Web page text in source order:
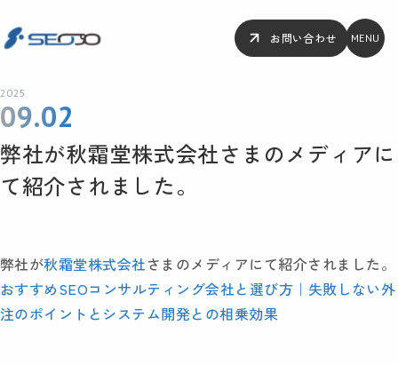
お問い合わせ MENU
2025
09.02
弊社が秋霜堂株式会社さまのメディアに
て紹介されました。
弊社が秋霜堂株式会社さまのメディアにて紹介されました。
おすすめSEOコンサルティング会社と選び方｜失敗しない外
注のポイントとシステム開発との相乗効果